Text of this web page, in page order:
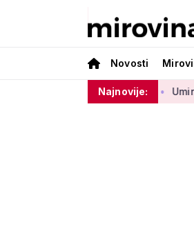
Novosti
Najnovije:
Umirovljenica